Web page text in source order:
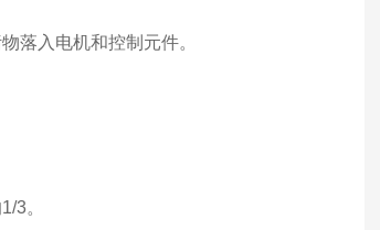
落入电机和控制元件。
3。